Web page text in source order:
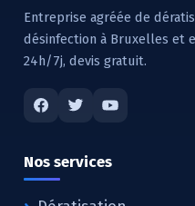
Entreprise agréée de
désinfection à Bruxelles et
24h/7j, devis gratuit.
Nos services